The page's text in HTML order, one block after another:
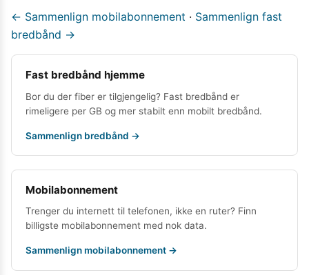
← Sammenlign mobilabonnement · Sammenlign fast
bredbånd →
Fast bredbånd hjemme
Bor du der fiber er tilgjengelig? Fast bredbånd er
rimeligere per GB og mer stabilt enn mobilt bredbånd.
Sammenlign bredbånd →
Mobilabonnement
Trenger du internett til telefonen, ikke en ruter? Finn
billigste mobilabonnement med nok data.
Sammenlign mobilabonnement →